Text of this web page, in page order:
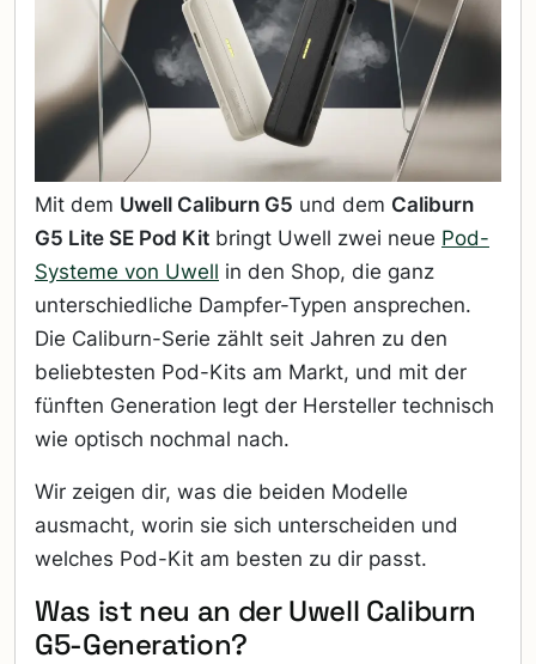
Mit dem Uwell Caliburn G5 und dem Caliburn
G5 Lite SE Pod Kit bringt Uwell zwei neue Pod-
Systeme von Uwell in den Shop, die ganz
unterschiedliche Dampfer-Typen ansprechen.
Die Caliburn-Serie zählt seit Jahren zu den
beliebtesten Pod-Kits am Markt, und mit der
fünften Generation legt der Hersteller technisch
wie optisch nochmal nach.
Wir zeigen dir, was die beiden Modelle
ausmacht, worin sie sich unterscheiden und
welches Pod-Kit am besten zu dir passt.
Was ist neu an der Uwell Caliburn
G5-Generation?